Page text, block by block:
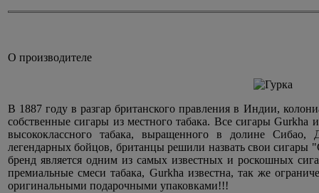
О производителе
В 1887 году в разгар британского правления в Индии,
собственные сигары из местного табака. Все сигары Gurkha
высококлассного табака, выращенного в долине Сибао,
легендарных бойцов, британцы решили назвать свои сигары
бренд является одним из самых известных и роскошных
премиальные смеси табака, Gurkha известна, так же
оригинальными подарочными упаковками!!!